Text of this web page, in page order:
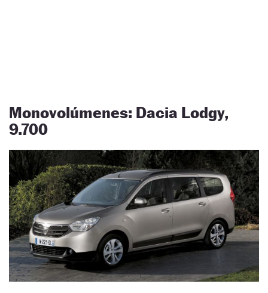
Monovolúmenes: Dacia Lodgy,
9.700